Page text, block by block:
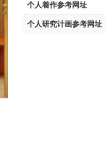
个人着作参考网址
个人研究计画参考网址